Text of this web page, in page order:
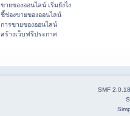
ขายของออนไลน์ เริ่มยังไง
ชี้ช่องขายของออนไลน์
การขายของออนไลน์
สร้างเว็บฟรีประกาศ
SMF 2.0.18